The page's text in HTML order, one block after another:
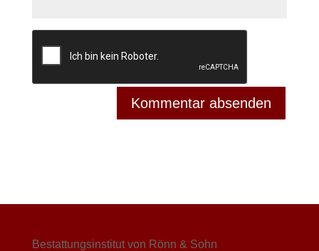
Bestattungsinstitut von Rönn & Sohn